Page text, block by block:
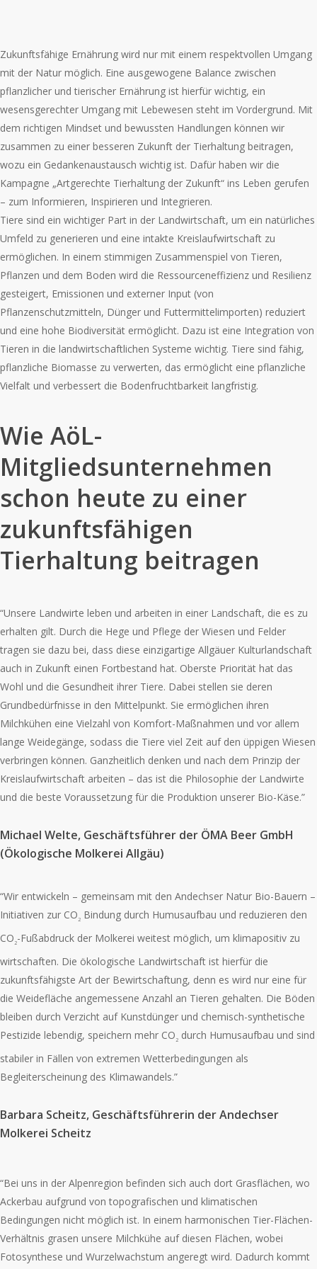
und Umwelt
Zukunftsfähige Ernährung wird nur mit einem respektvollen Umgang
mit der Natur möglich. Eine ausgewogene Balance zwischen
pflanzlicher und tierischer Ernährung ist hierfür wichtig, ein
wesensgerechter Umgang mit Lebewesen steht im Vordergrund. Mit
dem richtigen Mindset und bewussten Handlungen können wir
zusammen zu einer besseren Zukunft der Tierhaltung beitragen,
wozu ein Gedankenaustausch wichtig ist. Dafür haben wir die
Kampagne „Artgerechte Tierhaltung der Zukunft“ ins Leben gerufen
– zum Informieren, Inspirieren und Integrieren.
Tiere sind ein wichtiger Part in der Landwirtschaft, um ein natürliches
Umfeld zu generieren und eine intakte Kreislaufwirtschaft zu
ermöglichen. In einem stimmigen Zusammenspiel von Tieren,
Pflanzen und dem Boden wird die Ressourceneffizienz und Resilienz
gesteigert, Emissionen und externer Input (von
Pflanzenschutzmitteln, Dünger und Futtermittelimporten) reduziert
und eine hohe Biodiversität ermöglicht. Dazu ist eine Integration von
Tieren in die landwirtschaftlichen Systeme wichtig. Tiere sind fähig,
pflanzliche Biomasse zu verwerten, das ermöglicht eine pflanzliche
Vielfalt und verbessert die Bodenfruchtbarkeit langfristig.
Wie AöL-
Mitgliedsunternehmen
schon heute zu einer
zukunftsfähigen
Tierhaltung beitragen
“Unsere Landwirte leben und arbeiten in einer Landschaft, die es zu
erhalten gilt. Durch die Hege und Pflege der Wiesen und Felder
tragen sie dazu bei, dass diese einzigartige Allgäuer Kulturlandschaft
auch in Zukunft einen Fortbestand hat. Oberste Priorität hat das
Wohl und die Gesundheit ihrer Tiere. Dabei stellen sie deren
Grundbedürfnisse in den Mittelpunkt. Sie ermöglichen ihren
Milchkühen eine Vielzahl von Komfort-Maßnahmen und vor allem
lange Weidegänge, sodass die Tiere viel Zeit auf den üppigen Wiesen
verbringen können. Ganzheitlich denken und nach dem Prinzip der
Kreislaufwirtschaft arbeiten – das ist die Philosophie der Landwirte
und die beste Voraussetzung für die Produktion unserer Bio-Käse.”
Michael Welte, Geschäftsführer der ÖMA Beer GmbH
(Ökologische Molkerei Allgäu)
“Wir entwickeln – gemeinsam mit den Andechser Natur Bio-Bauern –
Initiativen zur CO2 Bindung durch Humusaufbau und reduzieren den
CO2-Fußabdruck der Molkerei weitest möglich, um klimapositiv zu
wirtschaften. Die ökologische Landwirtschaft ist hierfür die
zukunftsfähigste Art der Bewirtschaftung, denn es wird nur eine für
die Weidefläche angemessene Anzahl an Tieren gehalten. Die Böden
bleiben durch Verzicht auf Kunstdünger und chemisch-synthetische
Pestizide lebendig, speichern mehr CO 2 durch Humusaufbau und sind
stabiler in Fällen von extremen Wetterbedingungen als
Begleiterscheinung des Klimawandels.”
Barbara Scheitz, Geschäftsführerin der Andechser
Molkerei Scheitz
“Bei uns in der Alpenregion befinden sich auch dort Grasflächen, wo
Ackerbau aufgrund von topografischen und klimatischen
Bedingungen nicht möglich ist. In einem harmonischen Tier-Flächen-
Verhältnis grasen unsere Milchkühe auf diesen Flächen, wobei
Fotosynthese und Wurzelwachstum angeregt wird. Dadurch kommt